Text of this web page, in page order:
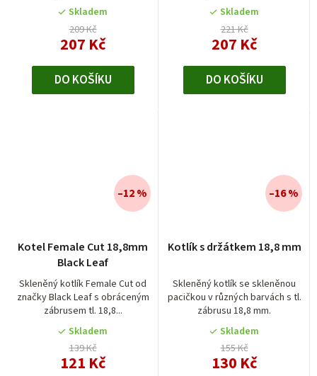
Skladem
209 Kč
207 Kč
DO KOŠÍKU
Skladem
221 Kč
207 Kč
DO KOŠÍKU
Kotel Female Cut 18,8mm
Black Leaf
Skleněný kotlík Female Cut od
značky Black Leaf s obráceným
zábrusem tl. 18,8...
Skladem
139 Kč
121 Kč
–12 %
Kotlík s držátkem 18,8 mm
Skleněný kotlík se skleněnou
pacičkou v různých barvách s tl.
zábrusu 18,8 mm.
Skladem
155 Kč
130 Kč
–16 %